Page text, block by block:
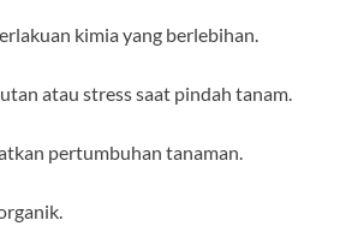
kimia yang berlebihan.
atau stress saat pindah tanam.
pertumbuhan tanaman.